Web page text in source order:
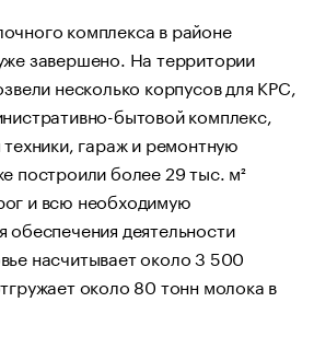
комплекса в районе
завершено. На территории
несколько корпусов для КРС,
бытовой комплекс,
гараж и ремонтную
построили более 29 тыс. м²
и всю необходимую
обеспечения деятельности
насчитывает около 3 500
около 80 тонн молока в